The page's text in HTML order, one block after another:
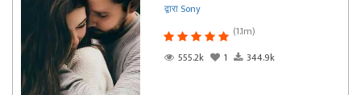
द्वारा Sony
(1.1m)
555.2k
1 344.9k